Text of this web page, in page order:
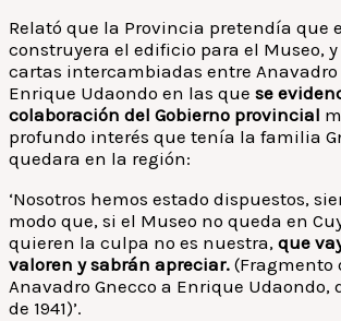
Relató que la Provincia pretendía que
construyera el edificio para el Museo,
cartas intercambiadas entre Anavadro
Enrique Udaondo en las que se
colaboración del Gobierno provincial
profundo interés que tenía la familia
quedara en la región:
‘Nosotros hemos estado dispuestos,
modo que, si el Museo no queda en
quieren la culpa no es nuestra, que
valoren y sabrán apreciar. (Fragmento
Anavadro Gnecco a Enrique Udaondo,
de 1941)’.